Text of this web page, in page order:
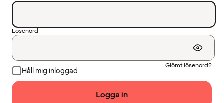
Lösenord
Håll mig inloggad
Glömt lösenord?
Logga in